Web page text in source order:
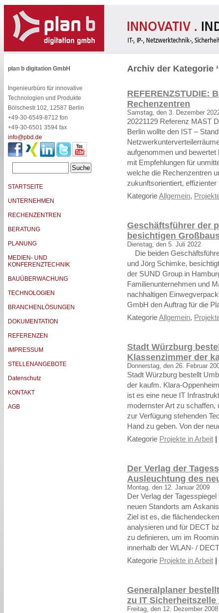
plan b digitation GmbH
Ingenieurbüro für innovative
Technologien und Produkte
Bölschestr.102, 12587 Berlin
+49-30-6549-8712 fon
+49-30-6501 3594 fax
info@pbd.de
STARTSEITE
UNTERNEHMEN
RECHENZENTREN
BERATUNG
PLANUNG
MEDIEN- UND
KONFERENZTECHNIK
BAUÜBERWACHUNG
TECHNOLOGIEN
BRANCHENLÖSUNGEN
DOKUMENTATION
REFERENZEN
IMPRESSUM
STELLENANGEBOTE
Datenschutz
KONTAKT
AGB
Archiv der Kategorie
REFERENZSTUDIE:
Rechenzentren
Samstag, den 3. Dezember
20221129 Referenz MAST
Berlin wollte den IST –
aufgenommen und
mit Empfehlungen für
welche die Rechenzentren
zukunftsorientiert,
KategorieAllgemein,
Geschäftsführer der
besichtigen
Dienstag, den 5. Juli 2022
Die beiden
und Jörg Schimke,
der SUND Group in
Familienunternehmen und
nachhaltigen
GmbH den Auftrag für die
KategorieAllgemein,
Stadt Würzburg
Klassenzimmer der
Donnerstag, den 26. Februar
Stadt Würzburg bestellt
der kaufm. Klara-
ist es eine neue IT
modernster Art zu schaffen,
zur Verfügung stehenden
Hand zu geben. Von der
Kategorie Projekte in Arbeit |
Der Verlag der
Ausleuchtung des
Montag, den 12. Januar 2009
Der Verlag der
neuen Standorts am
Ziel ist es, die
analysieren und für DECT
zu definieren, um im
innerhalb der WLAN- /
Kategorie Projekte in Arbeit |
Generalplaner
zu IT
Freitag, den 12. Dezember 2008